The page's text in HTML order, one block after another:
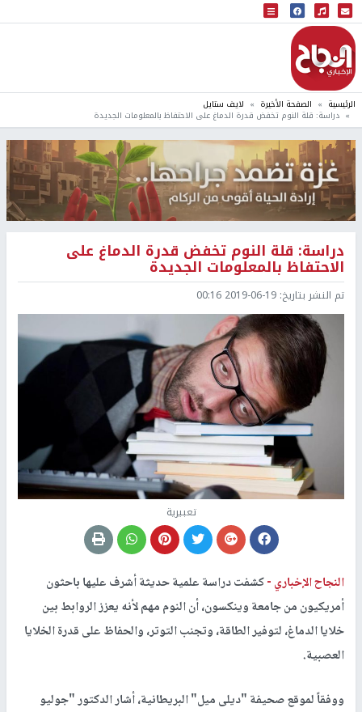
البث المباشر
إذاعة النجاح
الرئيسية الصفحة الأخيرة لايف ستايل
دراسة: قلة النوم تخفض قدرة الدماغ على الاحتفاظ بالمعلومات الجديدة
دراسة: قلة النوم تخفض قدرة الدماغ على
الاحتفاظ بالمعلومات الجديدة
تم النشر بتاريخ: 2019-06-19 00:16
تعبيرية
النجاح الإخباري -كشفت دراسة علمية حديثة أشرف عليها باحثون
أمريكيون من جامعة وينكسون، أن النوم مهم لأنه يعزز الروابط بين
خلايا الدماغ، لتوفير الطاقة، وتجنب التوتر، والحفاظ على قدرة الخلايا
العصبية.
ووفقاً لموقع صحيفة "ديلى ميل" البريطانية، أشار الدكتور "جوليو